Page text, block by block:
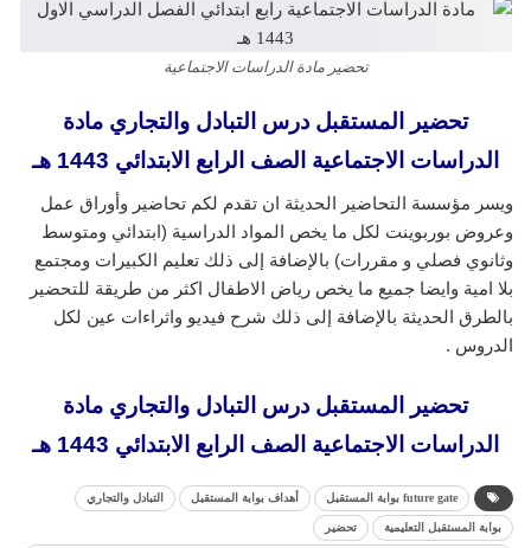
تحضير مادة الدراسات الاجتماعية
تحضير المستقبل درس التبادل والتجاري مادة
الدراسات الاجتماعية الصف الرابع الابتدائي 1443 هـ
ويسر مؤسسة التحاضير الحديثة ان تقدم لكم تحاضير وأوراق عمل
وعروض بوربوينت لكل ما يخص المواد الدراسية (ابتدائي ومتوسط
وثانوي فصلي و مقررات) بالإضافة إلى ذلك تعليم الكبيرات ومجتمع
بلا امية وايضا جميع ما يخص رياض الاطفال اكثر من طريقة للتحضير
بالطرق الحديثة بالإضافة إلى ذلك شرح فيديو واثراءات عين لكل
الدروس .
تحضير المستقبل درس التبادل والتجاري مادة
الدراسات الاجتماعية الصف الرابع الابتدائي 1443 هـ
future gate بوابة المستقبل أهداف بوابة المستقبل التبادل والتجاري
بوابة المستقبل التعليمية تحضير